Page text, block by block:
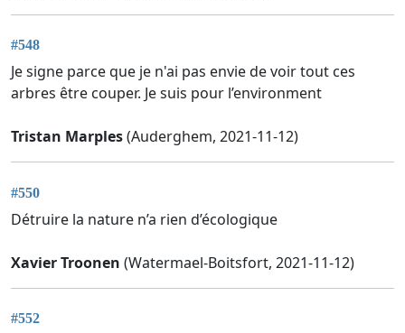
#548
Je signe parce que je n'ai pas envie de voir tout ces
arbres être couper. Je suis pour l’environment
Tristan Marples(Auderghem, 2021-11-12)
#550
Détruire la nature n’a rien d’écologique
Xavier Troonen (Watermael-Boitsfort, 2021-11-12)
#552